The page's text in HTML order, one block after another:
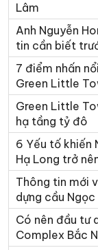
Lâm
Anh Nguyễn
tin cần biết
7 điểm nhấn
Green Little
Green Little
hạ tầng tỷ đô
6 Yếu tố khiến
Hạ Long trở
Thông tin mới
dựng cầu Ngọc
Có nên đầu tư
Complex Bắc